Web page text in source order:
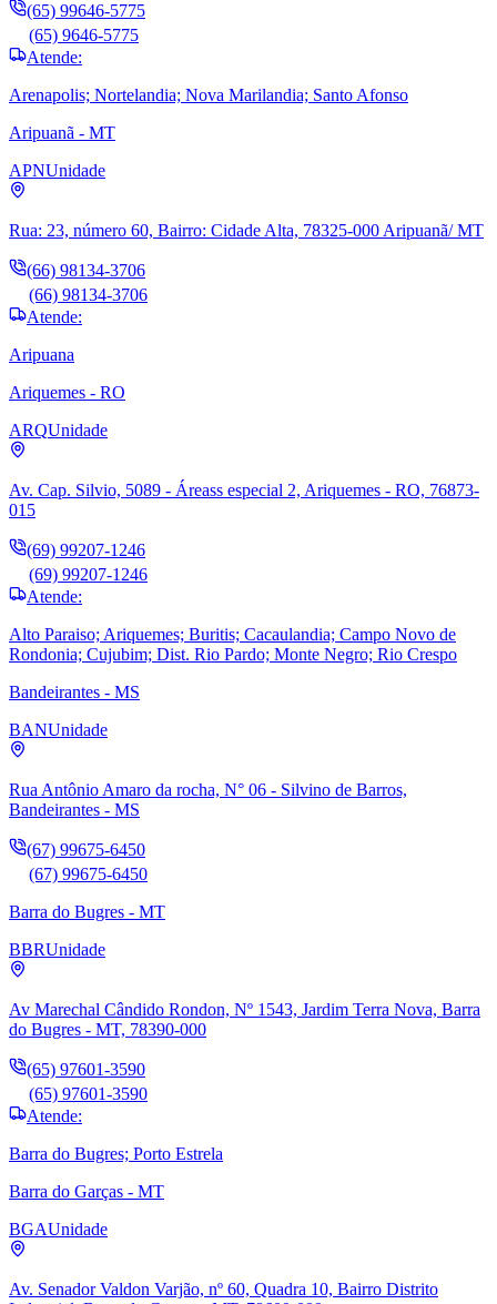
(65) 99646-5775
(65) 9646-5775
Atende:
Arenapolis; Nortelandia; Nova Marilandia; Santo Afonso
Aripuanã - MT
APNUnidade
Rua: 23, número 60, Bairro: Cidade Alta, 78325-000 Aripuanã/ MT
(66) 98134-3706
(66) 98134-3706
Atende:
Aripuana
Ariquemes - RO
ARQUnidade
Av. Cap. Silvio, 5089 - Áreass especial 2, Ariquemes - RO, 76873-
015
(69) 99207-1246
(69) 99207-1246
Atende:
Alto Paraiso; Ariquemes; Buritis; Cacaulandia; Campo Novo de
Rondonia; Cujubim; Dist. Rio Pardo; Monte Negro; Rio Crespo
Bandeirantes - MS
BANUnidade
Rua Antônio Amaro da rocha, N° 06 - Silvino de Barros,
Bandeirantes - MS
(67) 99675-6450
(67) 99675-6450
Barra do Bugres - MT
BBRUnidade
Av Marechal Cândido Rondon, Nº 1543, Jardim Terra Nova, Barra
do Bugres - MT, 78390-000
(65) 97601-3590
(65) 97601-3590
Atende:
Barra do Bugres; Porto Estrela
Barra do Garças - MT
BGAUnidade
Av. Senador Valdon Varjão, nº 60, Quadra 10, Bairro Distrito